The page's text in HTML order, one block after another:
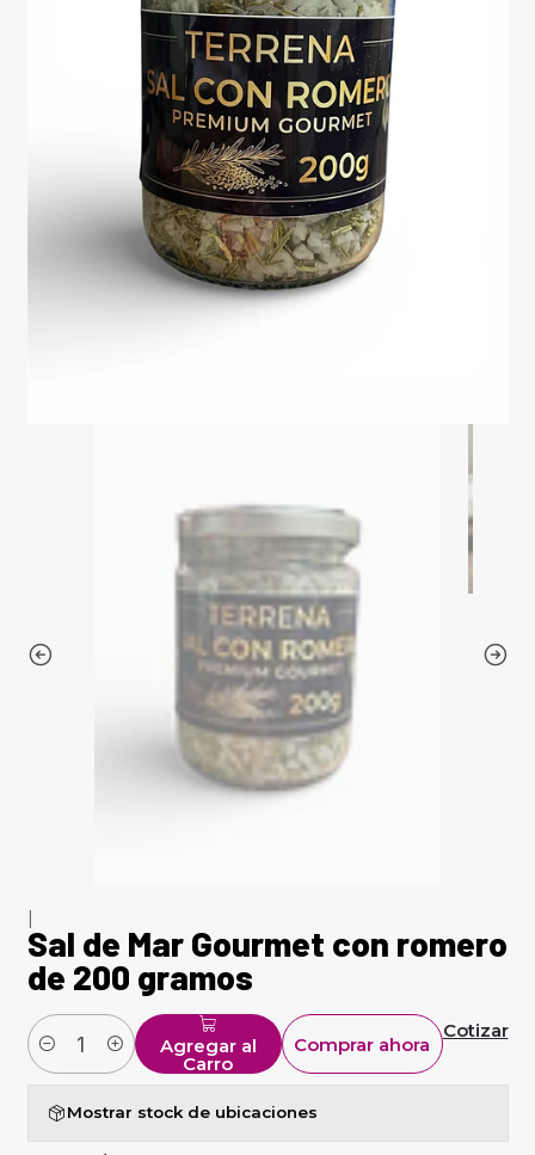
Sal de Mar Gourmet con romero
de 200 gramos
Cantidad Agregar al
Carro
Comprar ahora
Cotizar
Mostrar stock de ubicaciones